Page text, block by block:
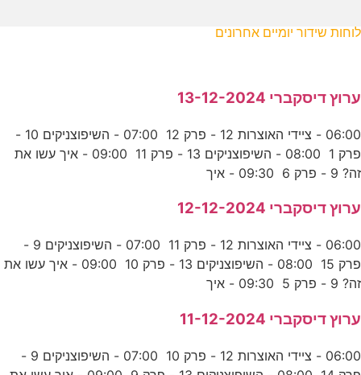
לוחות שידור יומיים אחרונים
ערוץ דיסקברי 13-12-2024
06:00 - ציידי האוצרות 12 - פרק 12 07:00 - השיפוצניקים 10 -
פרק 1 08:00 - השיפוצניקים 13 - פרק 11 09:00 - איך עשו את
זה? 9 - פרק 6 09:30 - איך
ערוץ דיסקברי 12-12-2024
06:00 - ציידי האוצרות 12 - פרק 11 07:00 - השיפוצניקים 9 -
פרק 15 08:00 - השיפוצניקים 13 - פרק 10 09:00 - איך עשו את
זה? 9 - פרק 5 09:30 - איך
ערוץ דיסקברי 11-12-2024
06:00 - ציידי האוצרות 12 - פרק 10 07:00 - השיפוצניקים 9 -